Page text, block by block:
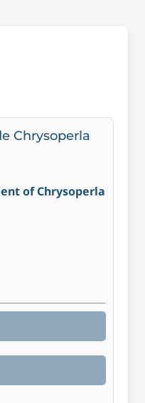
Chrysoperla
of Chrysoperla